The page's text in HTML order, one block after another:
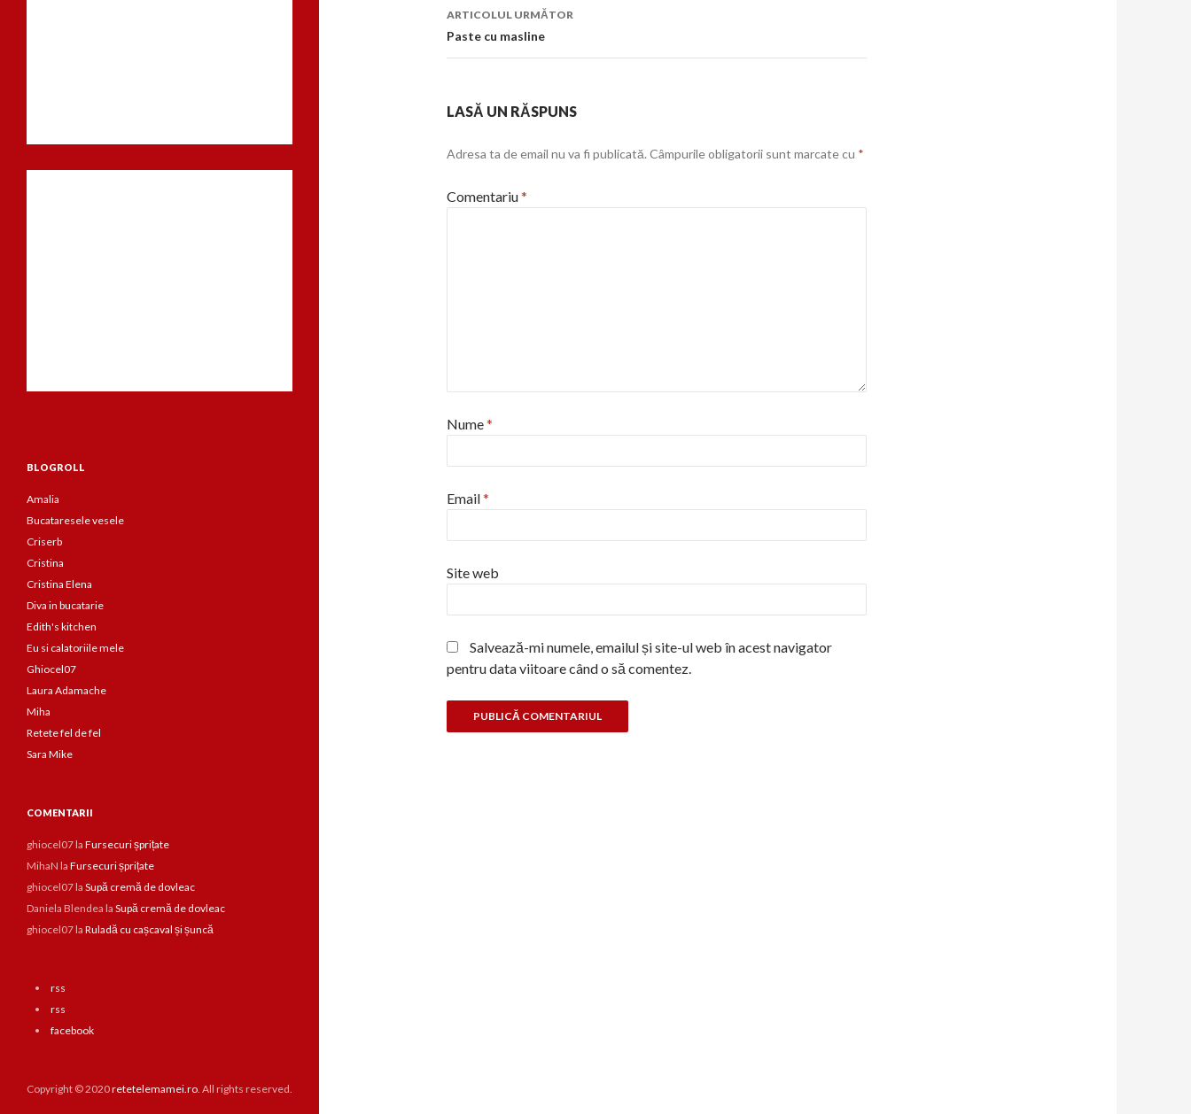
articol
ARTICOLUL URMĂTOR
Paste cu masline
LASĂ UN RĂSPUNS
Adresa ta de email nu va fi publicată. Câmpurile obligatorii sunt marcate cu *
Comentariu*
Nume*
Email*
Site web
Salvează-mi numele, emailul și site-ul web în acest navigator
pentru data viitoare când o să comentez.
BLOGROLL
Amalia
Bucataresele vesele
Criserb
Cristina
Cristina Elena
Diva in bucatarie
Edith's kitchen
Eu si calatoriile mele
Ghiocel07
Laura Adamache
Miha
Retete fel de fel
Sara Mike
COMENTARII
ghiocel07la Fursecuri șprițate
MihaN la Fursecuri șprițate
ghiocel07la Supă cremă de dovleac
Daniela Blendea la Supă cremă de dovleac
ghiocel07la Ruladă cu cașcaval și șuncă
rss
rss
facebook
Copyright © 2020retetelemamei.ro. All rights reserved.